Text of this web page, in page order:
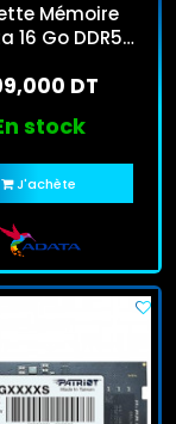
Mémoire
16 Go DDR5
DT
stock
J'achète